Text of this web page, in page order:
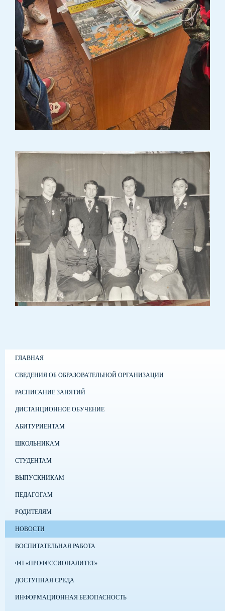
ГЛАВНАЯ
СВЕДЕНИЯ ОБ ОБРАЗОВАТЕЛЬНОЙ ОРГАНИЗАЦИИ
РАСПИСАНИЕ ЗАНЯТИЙ
ДИСТАНЦИОННОЕ ОБУЧЕНИЕ
АБИТУРИЕНТАМ
ШКОЛЬНИКАМ
СТУДЕНТАМ
ВЫПУСКНИКАМ
ПЕДАГОГАМ
РОДИТЕЛЯМ
НОВОСТИ
ВОСПИТАТЕЛЬНАЯ РАБОТА
ФП «ПРОФЕССИОНАЛИТЕТ»
ДОСТУПНАЯ СРЕДА
ИНФОРМАЦИОННАЯ БЕЗОПАСНОСТЬ